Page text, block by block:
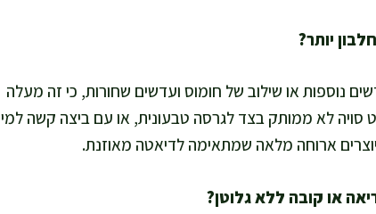
נוספות או שילוב של חומוס ועדשים שחורות, כי זה מעלה
סויה לא ממותק בצד לגרסה טבעונית, או עם ביצה קשה למי
יוצרים ארוחה מלאה שמתאימה לדיאטה מאוזנת.